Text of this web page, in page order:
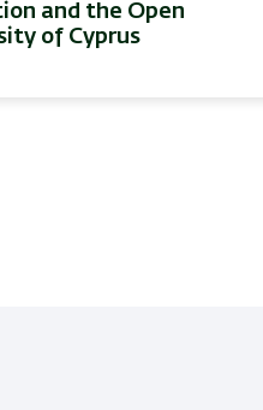
and the Open
of Cyprus